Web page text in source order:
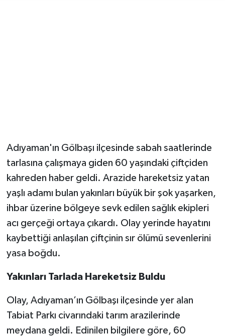
Adıyaman'ın Gölbaşı ilçesinde sabah saatlerinde
tarlasına çalışmaya giden 60 yaşındaki çiftçiden
kahreden haber geldi. Arazide hareketsiz yatan
yaşlı adamı bulan yakınları büyük bir şok yaşarken,
ihbar üzerine bölgeye sevk edilen sağlık ekipleri
acı gerçeği ortaya çıkardı. Olay yerinde hayatını
kaybettiği anlaşılan çiftçinin sır ölümü sevenlerini
yasa boğdu.
Yakınları Tarlada Hareketsiz Buldu
Olay, Adıyaman’ın Gölbaşı ilçesinde yer alan
Tabiat Parkı civarındaki tarım arazilerinde
meydana geldi. Edinilen bilgilere göre, 60